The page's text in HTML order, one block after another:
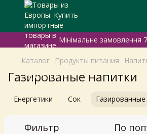
Мінімальне замовлення
Каталог Продукты питания
Газированые напитки
Енергетики Сок Газированные
Фильтр По